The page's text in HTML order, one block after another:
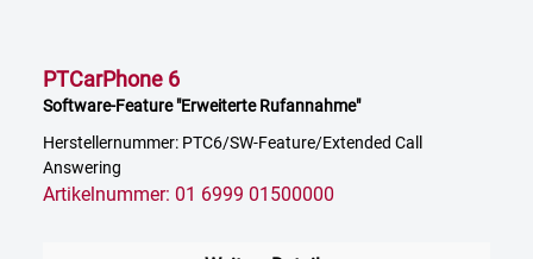
PTCarPhone 6
Software-Feature "Erweiterte Rufannahme"
Herstellernummer: PTC6/SW-Feature/Extended Call
Answering
Artikelnummer: 01 6999 01500000